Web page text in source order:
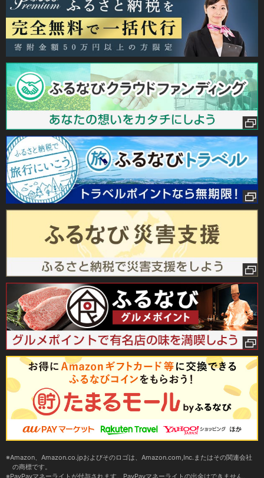
Amazon、Amazon.co.jpおよびそのロゴは、Amazon.com,Inc.またはその関連会社
の商標です。
PayPayマネーライトが付与されます。PayPayマネーライトの出金はできません。